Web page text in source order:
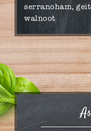
serranoham,
walnoot